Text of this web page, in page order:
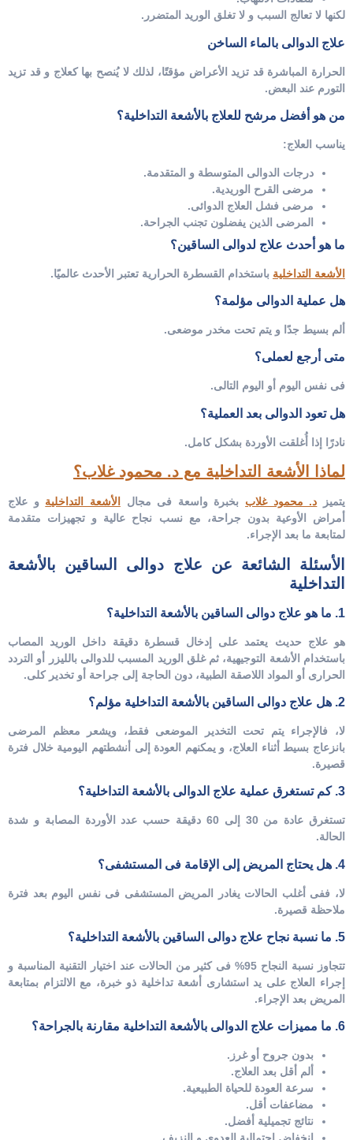
لكنها لا تعالج السبب و لا تغلق الوريد المتضرر.
علاج الدوالى بالماء الساخن
الحرارة المباشرة قد تزيد الأعراض مؤقتًا، لذلك لا يُنصح بها كعلاج و قد تزيد
التورم عند البعض.
من هو أفضل مرشح للعلاج بالأشعة التداخلية؟
يناسب العلاج:
درجات الدوالى المتوسطة و المتقدمة.
مرضى القرح الوريدية.
مرضى فشل العلاج الدوائى.
المرضى الذين يفضلون تجنب الجراحة.
ما هو أحدث علاج لدوالى الساقين؟
الأشعة التداخلية باستخدام القسطرة الحرارية تعتبر الأحدث عالميًا.
هل عملية الدوالى مؤلمة؟
ألم بسيط جدًا و يتم تحت مخدر موضعى.
متى أرجع لعملى؟
فى نفس اليوم أو اليوم التالى.
هل تعود الدوالى بعد العملية؟
نادرًا إذا أُغلقت الأوردة بشكل كامل.
لماذا الأشعة التداخلية مع د. محمود غلاب؟
يتميز د. محمود غلاب بخبرة واسعة فى مجال الأشعة التداخلية و علاج
أمراض الأوعية بدون جراحة، مع نسب نجاح عالية و تجهيزات متقدمة
لمتابعة ما بعد الإجراء.
الأسئلة الشائعة عن علاج دوالى الساقين بالأشعة
التداخلية
1. ما هو علاج دوالى الساقين بالأشعة التداخلية؟
هو علاج حديث يعتمد على إدخال قسطرة دقيقة داخل الوريد المصاب
باستخدام الأشعة التوجيهية، ثم غلق الوريد المسبب للدوالى بالليزر أو التردد
الحرارى أو المواد اللاصقة الطبية، دون الحاجة إلى جراحة أو تخدير كلى.
2. هل علاج دوالى الساقين بالأشعة التداخلية مؤلم؟
لا، فالإجراء يتم تحت التخدير الموضعى فقط، ويشعر معظم المرضى
بانزعاج بسيط أثناء العلاج، و يمكنهم العودة إلى أنشطتهم اليومية خلال فترة
قصيرة.
3. كم تستغرق عملية علاج الدوالى بالأشعة التداخلية؟
تستغرق عادة من 30 إلى 60 دقيقة حسب عدد الأوردة المصابة و شدة
الحالة.
4. هل يحتاج المريض إلى الإقامة فى المستشفى؟
لا، ففى أغلب الحالات يغادر المريض المستشفى فى نفس اليوم بعد فترة
ملاحظة قصيرة.
5. ما نسبة نجاح علاج دوالى الساقين بالأشعة التداخلية؟
تتجاوز نسبة النجاح 95% فى كثير من الحالات عند اختيار التقنية المناسبة و
إجراء العلاج على يد استشارى أشعة تداخلية ذو خبرة، مع الالتزام بمتابعة
المريض بعد الإجراء.
6. ما مميزات علاج الدوالى بالأشعة التداخلية مقارنة بالجراحة؟
بدون جروح أو غرز.
ألم أقل بعد العلاج.
سرعة العودة للحياة الطبيعية.
مضاعفات أقل.
نتائج تجميلية أفضل.